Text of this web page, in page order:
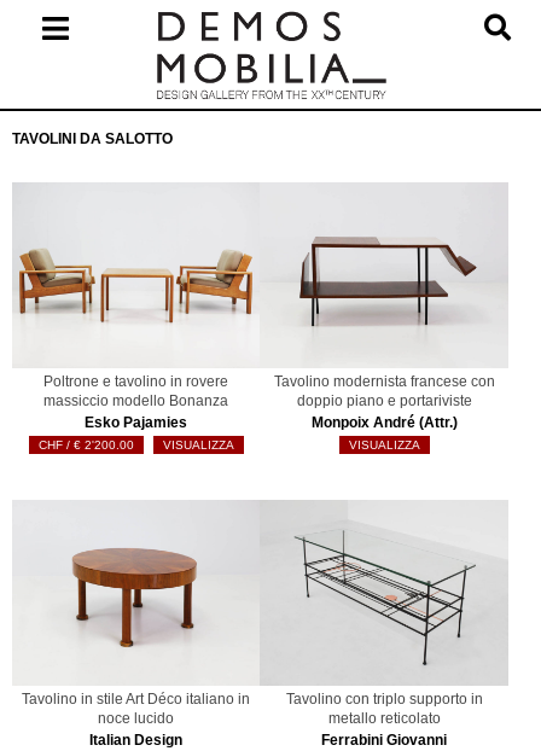
primario
TAVOLINI DA SALOTTO
Poltrone e tavolino in rovere
massiccio modello Bonanza
Esko Pajamies
€2'200.00 VISUALIZZA
Tavolino modernista francese con
doppio piano e portariviste
Monpoix André (Attr.)
VISUALIZZA
Tavolino in stile Art Déco italiano in
noce lucido
Italian Design
Tavolino con triplo supporto in
metallo reticolato
Ferrabini Giovanni